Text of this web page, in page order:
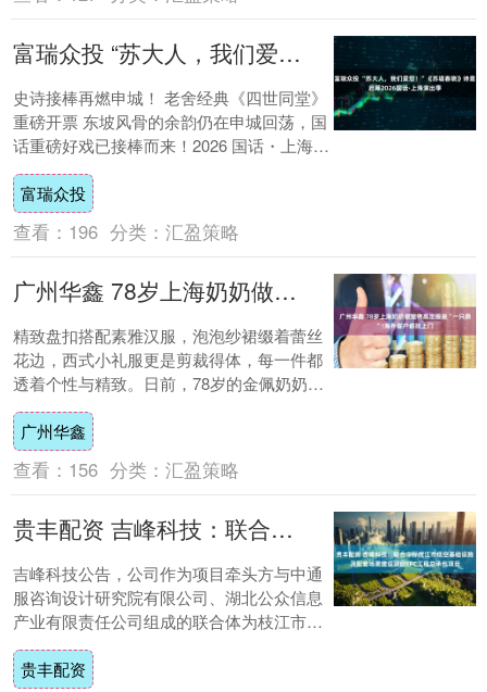
富瑞众投 “苏大人，我们爱您！”《苏堤春晓》诗意启幕2026国话·上海演出季
史诗接棒再燃申城！ 老舍经典《四世同堂》
重磅开票 东坡风骨的余韵仍在申城回荡，国
话重磅好戏已接棒而来！2026 国话・上海演
出季 将持续至6月末，文献话剧《弦歌....
富瑞众投
查看： 196 分类： 汇盈策略
广州华鑫 78岁上海奶奶做宠物高定服装“一只鼎”!海外客户都找上门
精致盘扣搭配素雅汉服，泡泡纱裙缀着蕾丝
花边，西式小礼服更是剪裁得体，每一件都
透着个性与精致。日前，78岁的金佩奶奶携
多款宠物订制服装亮相2026上海宠物时装
周，....
广州华鑫
查看： 156 分类： 汇盈策略
贵丰配资 吉峰科技：联合中标枝江市低空基础设施及配套场景建设项目EPC工程总承包项目
吉峰科技公告，公司作为项目牵头方与中通
服咨询设计研究院有限公司、湖北公众信息
产业有限责任公司组成的联合体为枝江市低
空基础设施及配套场景建设项目EPC工程总
承包的....
贵丰配资